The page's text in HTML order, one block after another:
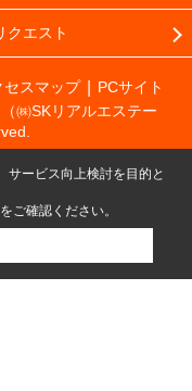
クエスト
セスマップ
PCサイト
㈱SKリアルエステー
サービス向上検討を目的と
をご確認ください。